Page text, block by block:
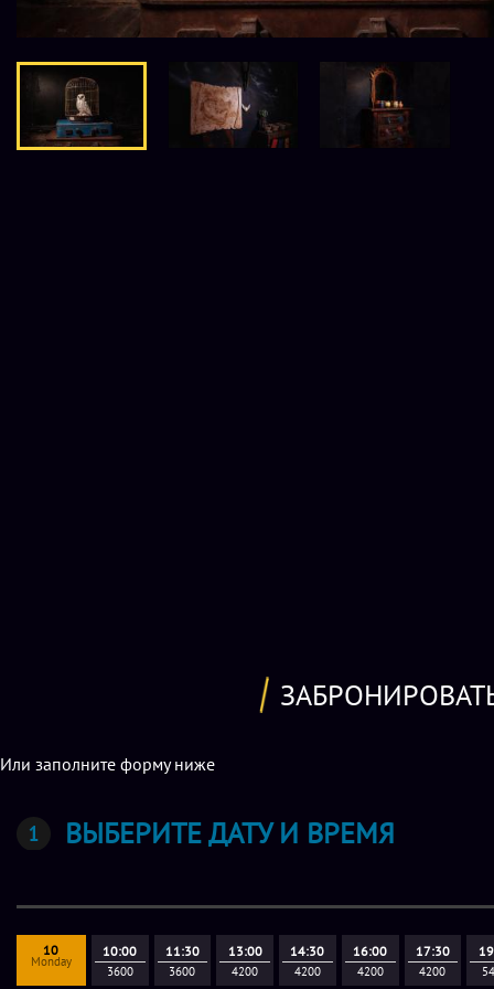
Или заполните форму ниже
ВЫБЕРИТЕ ДАТУ И ВРЕМЯ
10
Monday
10:00
3600
11:30
3600
13:00
4200
14:30
4200
16:00
4200
17:30
4200